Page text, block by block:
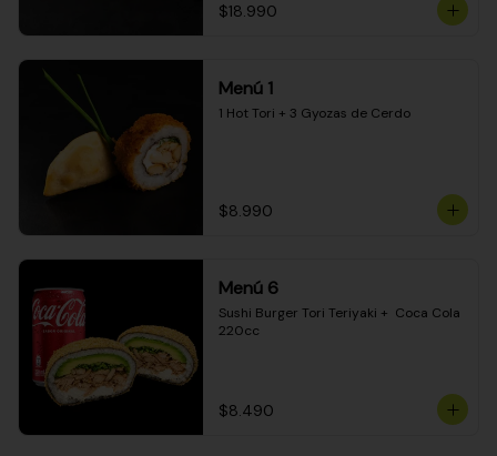
$18.990
Menú 1
1 Hot Tori + 3 Gyozas de Cerdo
$8.990
Menú 6
Sushi Burger Tori Teriyaki +  Coca Cola
220cc
$8.490